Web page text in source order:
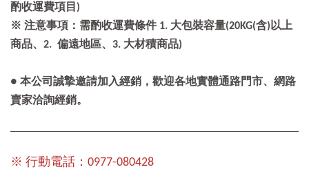
酌收運費項目)
※ 注意事項：需酌收運費條件 1. 大包裝容量(20KG(含)以上
商品、2. 偏遠地區、3. 大材積商品)
● 本公司誠摯邀請加入經銷，歡迎各地實體通路門市、網路
賣家洽詢經銷。
※ 行動電話：0977-080428